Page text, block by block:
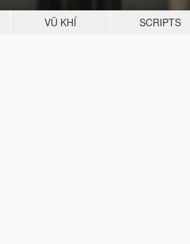
VŨ KHÍ SCRIPTS